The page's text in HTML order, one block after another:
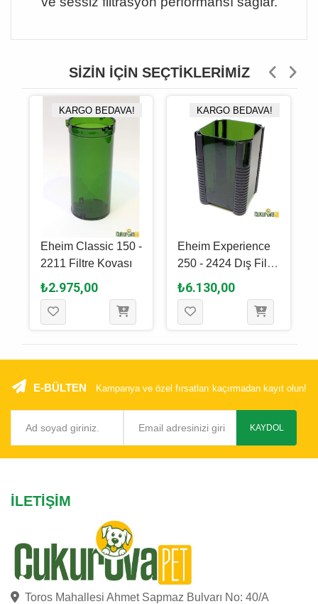
SIZIN İÇIN SEÇTIKLERIMIZ
KARGO BEDAVA!
Eheim Classic 150 -
2211 Filtre Kovası
₺2.975,00
KARGO BEDAVA!
Eheim Experience
250 - 2424 Dış Filtre
Kovası
₺6.130,00
E-BÜLTEN Kampanya ve özel fırsatları kaçırmadan kayıt olun!
KAYDOL
İLETIŞIM
Toros Mahallesi Ahmet Sapmaz Bulvarı No: 40/A